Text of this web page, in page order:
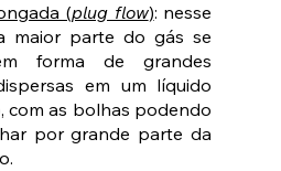
(plug flow): nesse
maior parte do gás se
forma de grandes
em um líquido
com as bolhas podendo
por grande parte da